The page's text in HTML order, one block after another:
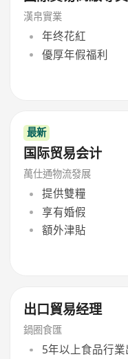
漢帛實業
年终花紅
優厚年假福利
最新
国际贸易会计
萬仕通物流發展
提供雙糧
享有婚假
額外津貼
出口貿易经理
鍋圈食匯
5年以上食品行